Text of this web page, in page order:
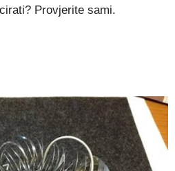
Provjerite sami.